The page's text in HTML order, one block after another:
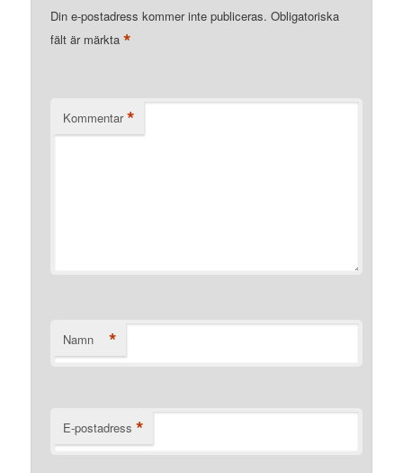
Din e-postadress kommer inte publiceras. Obligatoriska
fält är märkta*
Kommentar *
Namn *
E-postadress *